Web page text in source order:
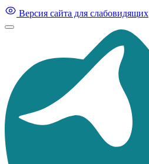
Версия сайта для слабовидящих